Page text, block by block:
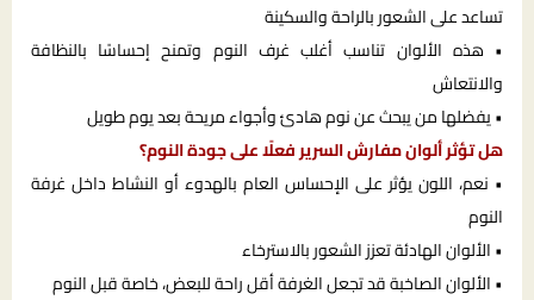
تساعد على الشعور بالراحة والسكينة
• هذه الألوان تناسب أغلب غرف النوم وتمنح إحساسًا بالنظافة
والانتعاش
• يفضلها من يبحث عن نوم هادئ وأجواء مريحة بعد يوم طويل
هل تؤثر ألوان مفارش السرير فعلًا على جودة النوم؟
• نعم، اللون يؤثر على الإحساس العام بالهدوء أو النشاط داخل غرفة
النوم
• الألوان الهادئة تعزز الشعور بالاسترخاء
• الألوان الصاخبة قد تجعل الغرفة أقل راحة للبعض، خاصة قبل النوم